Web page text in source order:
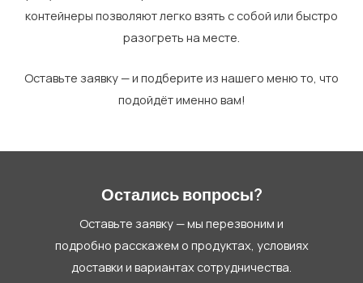
контейнеры позволяют легко взять с собой или быстро
разогреть на месте.
Оставьте заявку — и подберите из нашего меню то, что
подойдёт именно вам!
Остались вопросы?
Оставьте заявку — мы перезвоним и
подробно расскажем о продуктах, условиях
доставки и вариантах сотрудничества.